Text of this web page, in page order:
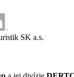
SK a.s.